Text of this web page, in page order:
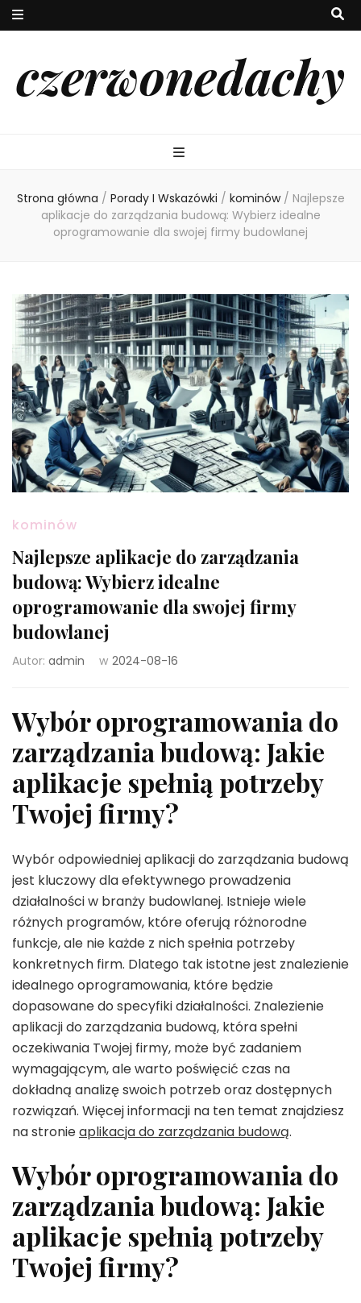
czerwonedachy
Strona główna / Porady I Wskazówki / kominów / Najlepsze
aplikacje do zarządzania budową: Wybierz idealne
oprogramowanie dla swojej firmy budowlanej
kominów
Najlepsze aplikacje do zarządzania
budową: Wybierz idealne
oprogramowanie dla swojej firmy
budowlanej
Autor: admin w 2024-08-16
Wybór oprogramowania do
zarządzania budową: Jakie
aplikacje spełnią potrzeby
Twojej firmy?
Wybór odpowiedniej aplikacji do zarządzania budową
jest kluczowy dla efektywnego prowadzenia
działalności w branży budowlanej. Istnieje wiele
różnych programów, które oferują różnorodne
funkcje, ale nie każde z nich spełnia potrzeby
konkretnych firm. Dlatego tak istotne jest znalezienie
idealnego oprogramowania, które będzie
dopasowane do specyfiki działalności. Znalezienie
aplikacji do zarządzania budową, która spełni
oczekiwania Twojej firmy, może być zadaniem
wymagającym, ale warto poświęcić czas na
dokładną analizę swoich potrzeb oraz dostępnych
rozwiązań. Więcej informacji na ten temat znajdziesz
na stronieaplikacja do zarządzania budową.
Wybór oprogramowania do
zarządzania budową: Jakie
aplikacje spełnią potrzeby
Twojej firmy?